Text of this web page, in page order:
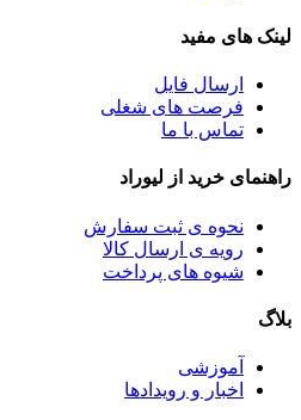
لینک های مفید
ارسال فایل
فرصت های شغلی
تماس با ما
راهنمای خرید از لیوراد
نحوه ی ثبت سفارش
رویه ی ارسال کالا
شیوه های پرداخت
بلاگ
آموزشی
اخبار و رویدادها